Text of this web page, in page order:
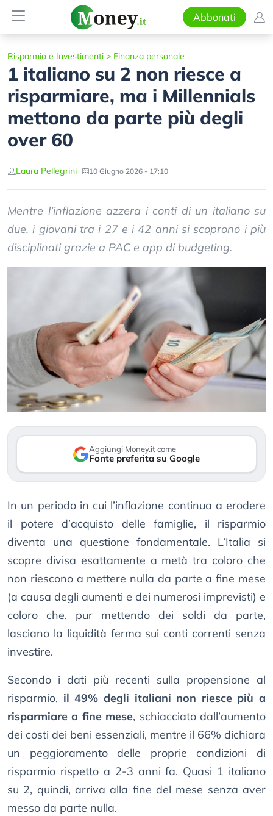
Abbonati
Risparmio e Investimenti > Finanza personale
1 italiano su 2 non riesce a
risparmiare, ma i Millennials
mettono da parte più degli
over 60
Laura Pellegrini 10 Giugno 2026 - 17:10
Mentre l’inflazione azzera i conti di un italiano su
due, i giovani tra i 27 e i 42 anni si scoprono i più
disciplinati grazie a PAC e app di budgeting.
Aggiungi Money.it come
Fonte preferita su Google
In un periodo in cui l’inflazione continua a erodere
il potere d’acquisto delle famiglie, il risparmio
diventa una questione fondamentale. L’Italia si
scopre divisa esattamente a metà tra coloro che
non riescono a mettere nulla da parte a fine mese
(a causa degli aumenti e dei numerosi imprevisti) e
coloro che, pur mettendo dei soldi da parte,
lasciano la liquidità ferma sui conti correnti senza
investire.
Secondo i dati più recenti sulla propensione al
risparmio, il 49% degli italiani non riesce più a
risparmiare a fine mese, schiacciato dall’aumento
dei costi dei beni essenziali, mentre il 66% dichiara
un peggioramento delle proprie condizioni di
risparmio rispetto a 2-3 anni fa. Quasi 1 italiano
su 2, quindi, arriva alla fine del mese senza aver
messo da parte nulla.